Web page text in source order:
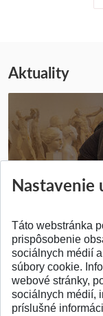
Aktuality
Pridané 14.07.2026
Nastavenie
Táto webstránka
prispôsobenie
sociálnych médií
súbory cookie.
webové stránky,
sociálnych médií,
príslušné